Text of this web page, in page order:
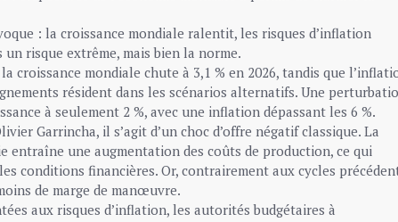
: la croissance mondiale ralentit, les risques d’inflation
risque extrême, mais bien la norme.
croissance mondiale chute à 3,1 % en 2026, tandis que
résident dans les scénarios alternatifs. Une
à seulement 2 %, avec une inflation dépassant les 6 %.
Garrincha, il s’agit d’un choc d’offre négatif classique. La
entraîne une augmentation des coûts de production, ce qui
conditions financières. Or, contrairement aux cycles
de marge de manœuvre.
aux risques d’inflation, les autorités budgétaires à